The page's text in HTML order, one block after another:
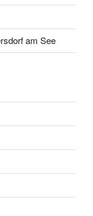
am See